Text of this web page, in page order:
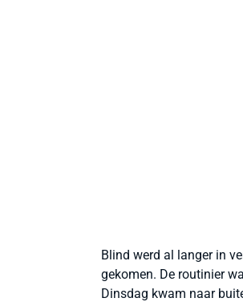
Blind werd al langer in
gekomen. De routinier
Dinsdag kwam naar